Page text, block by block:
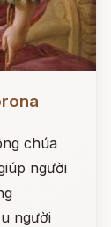
chúa
người
người